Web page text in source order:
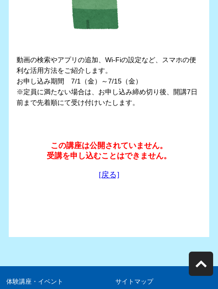
動画の検索やアプリの追加、Wi-Fiの設定など、スマホの便
利な活用方法をご紹介します。
お申し込み期間 7/1（金）～7/15（金）
※定員に満たない場合は、お申し込み締め切り後、開講7日
前まで先着順にて受け付けいたします。
体験講座・イベント
サイトマップ